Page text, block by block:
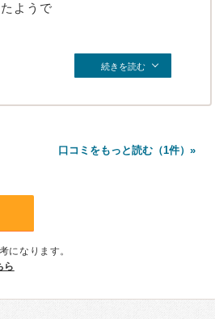
ようで
続きを読む
口コミをもっと読む（1件）»
になります。
ら